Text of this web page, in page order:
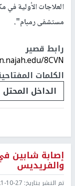
العلاجات الأولية
مستشفى رمبام".
رابط قصير
8CVN/
الكلمات
الداخل المحتل
إصابة شابين
والفريديس
تم النشر بتاريخ: 27 09:20